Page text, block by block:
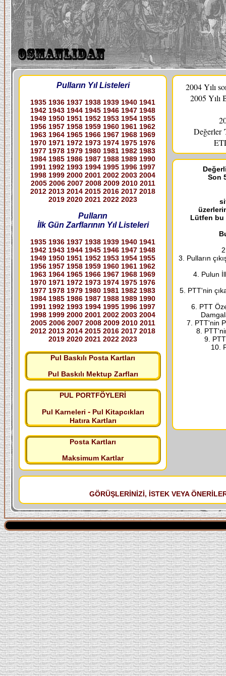
Pulların Yıl Listeleri
1935 1936 1937 1938 1939 1940 1941
1942 1943 1944 1945 1946 1947 1948
1949 1950 1951 1952 1953 1954 1955
1956 1957 1958 1959 1960 1961 1962
1963 1964 1965 1966 1967 1968 1969
1970 1971 1972 1973 1974 1975 1976
1977 1978 1979 1980 1981 1982 1983
1984 1985 1986 1987 1988 1989 1990
1991 1992 1993 1994 1995 1996 1997
1998 1999 2000 2001 2002 2003 2004
2005 2006 2007 2008 2009 2010 2011
2012 2013 2014 2015 2016 2017 2018
2019 2020 2021 2022 2023
Pulların
İlk Gün Zarflarının Yıl Listeleri
1935 1936 1937 1938 1939 1940 1941
1942 1943 1944 1945 1946 1947 1948
1949 1950 1951 1952 1953 1954 1955
1956 1957 1958 1959 1960 1961 1962
1963 1964 1965 1966 1967 1968 1969
1970 1971 1972 1973 1974 1975 1976
1977 1978 1979 1980 1981 1982 1983
1984 1985 1986 1987 1988 1989 1990
1991 1992 1993 1994 1995 1996 1997
1998 1999 2000 2001 2002 2003 2004
2005 2006 2007 2008 2009 2010 2011
2012 2013 2014 2015 2016 2017 2018
2019 2020 2021 2022 2023
Pul Baskılı Posta Kartları
Pul Baskılı Mektup Zarfları
PUL PORTFÖYLERİ
Pul Karneleri - Pul Kitapcıkları
Hatıra Kartları
Posta Kartları
Maksimum Kartlar
2004 Yılı
2005 Yılı
Değerler
Son
Lütfen bu
3. Pulların
4. Pulun
5. PTT'nin
6. PTT
7. PTT'nin
8.
9.
10.
GÖRÜŞLERİNİZİ, İSTEK VEYA